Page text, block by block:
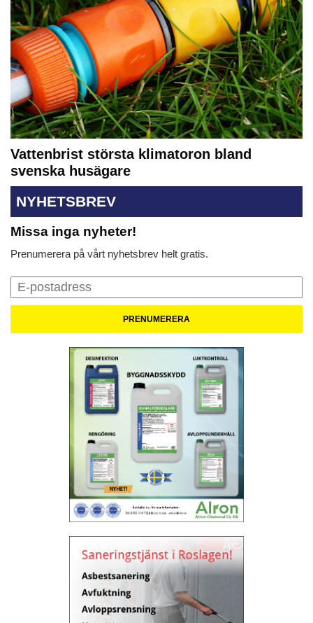
Vattenbrist största klimatoron bland
svenska husägare
NYHETSBREV
Missa inga nyheter!
Prenumerera på vårt nyhetsbrev helt gratis.